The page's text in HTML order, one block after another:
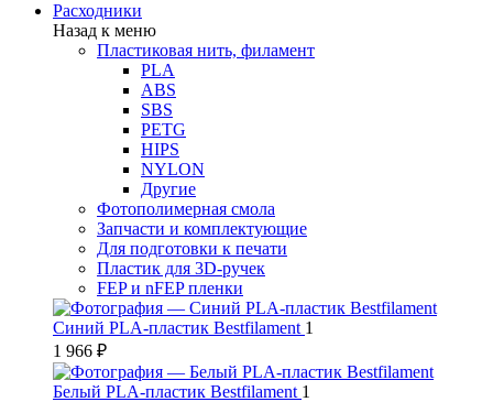
Расходники
Назад к меню
Пластиковая нить, филамент
PLA
ABS
SBS
PETG
HIPS
NYLON
Другие
Фотополимерная смола
Запчасти и комплектующие
Для подготовки к печати
Пластик для 3D-ручек
FEP и nFEP пленки
Синий PLA-пластик Bestfilament 1
1 966 ₽
Белый PLA-пластик Bestfilament 1